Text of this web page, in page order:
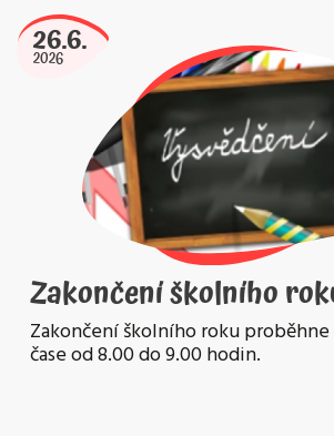
26.6.
2026
Zakončení školního
Zakončení školního roku proběhne
čase od 8.00 do 9.00 hodin.